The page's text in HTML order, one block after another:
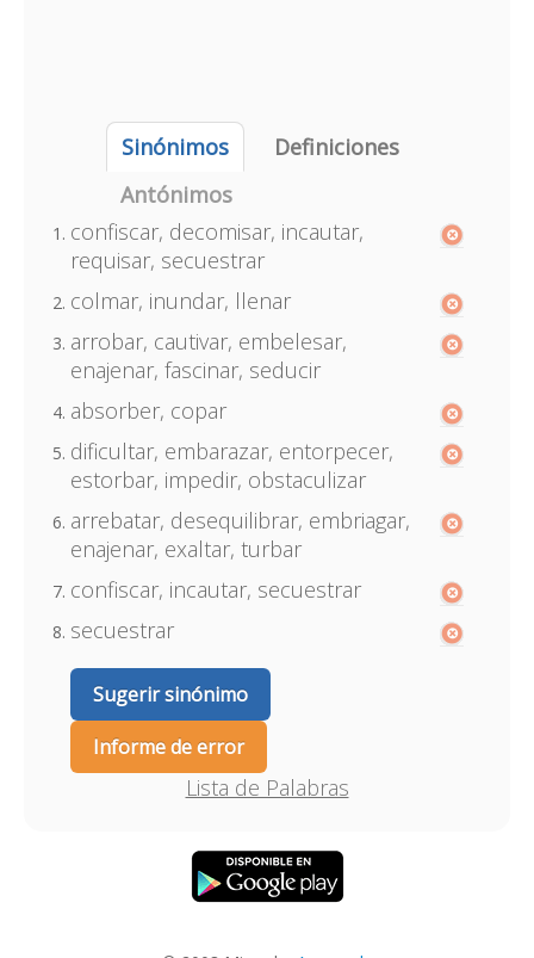
Sinónimos
Definiciones
Antónimos
confiscar, decomisar, incautar,
requisar, secuestrar
colmar, inundar, llenar
arrobar, cautivar, embelesar,
enajenar, fascinar, seducir
absorber, copar
dificultar, embarazar, entorpecer,
estorbar, impedir, obstaculizar
arrebatar, desequilibrar, embriagar,
enajenar, exaltar, turbar
confiscar, incautar, secuestrar
secuestrar
Sugerir sinónimo
Informe de error
Lista de Palabras